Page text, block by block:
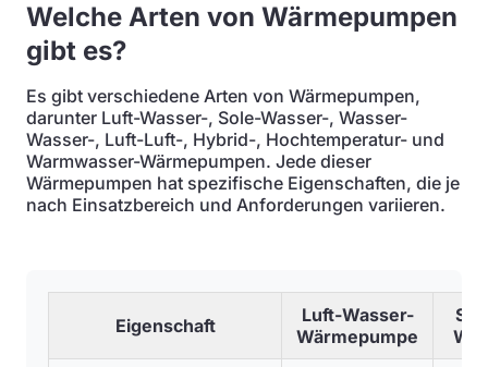
Welche Arten von Wärmepumpen
gibt es?
Es gibt verschiedene Arten von Wärmepumpen,
darunter Luft-Wasser-, Sole-Wasser-, Wasser-
Wasser-, Luft-Luft-, Hybrid-, Hochtemperatur- und
Warmwasser-Wärmepumpen. Jede dieser
Wärmepumpen hat spezifische Eigenschaften, die je
nach Einsatzbereich und Anforderungen variieren.
Eigenschaft
Luft-Wasser-
Wärmepumpe